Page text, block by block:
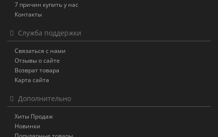
7 причин купить у нас
Контакты
Служба поддержки
Связаться с нами
Отзывы о сайте
Возврат товара
Карта сайта
Дополнительно
Хиты Продаж
Новинки